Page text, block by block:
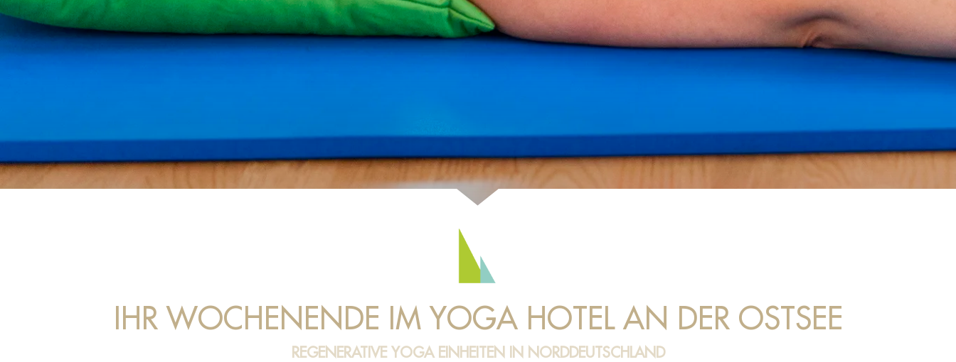
IHR WOCHENENDE IM YOGA HOTEL AN DER OSTSEE
REGENERATIVE YOGA EINHEITEN IN NORDDEUTSCHLAND